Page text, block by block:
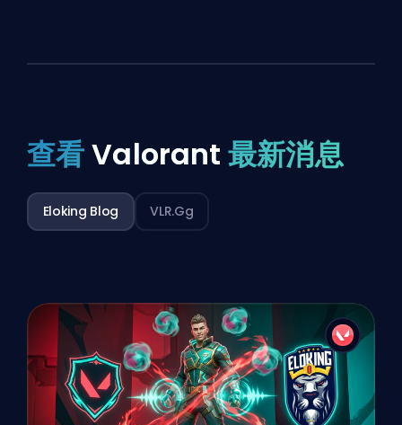
查看Valorant 最新消息
Eloking Blog VLR.gg